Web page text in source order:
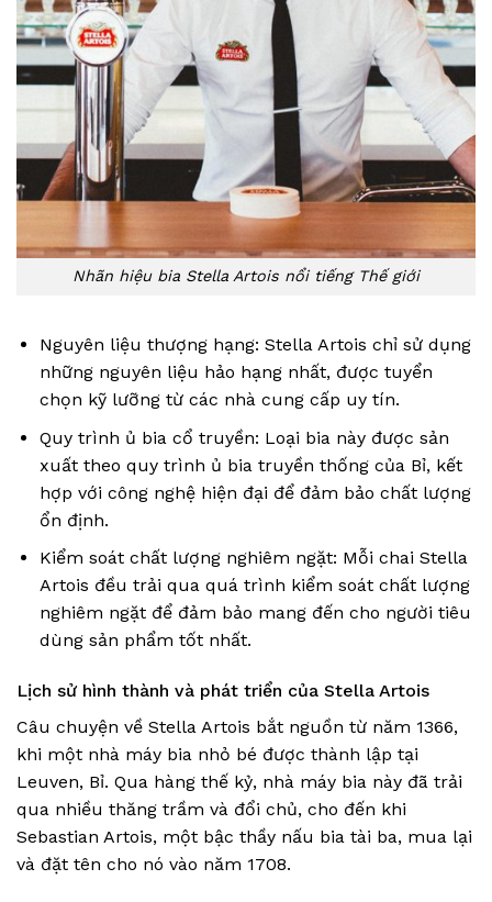
Nhãn hiệu bia Stella Artois nổi tiếng Thế giới
Nguyên liệu thượng hạng: Stella Artois chỉ sử dụng
những nguyên liệu hảo hạng nhất, được tuyển
chọn kỹ lưỡng từ các nhà cung cấp uy tín.
Quy trình ủ bia cổ truyền: Loại bia này được sản
xuất theo quy trình ủ bia truyền thống của Bỉ, kết
hợp với công nghệ hiện đại để đảm bảo chất lượng
ổn định.
Kiểm soát chất lượng nghiêm ngặt: Mỗi chai Stella
Artois đều trải qua quá trình kiểm soát chất lượng
nghiêm ngặt để đảm bảo mang đến cho người tiêu
dùng sản phẩm tốt nhất.
Lịch sử hình thành và phát triển của Stella Artois
Câu chuyện về Stella Artois bắt nguồn từ năm 1366,
khi một nhà máy bia nhỏ bé được thành lập tại
Leuven, Bỉ. Qua hàng thế kỷ, nhà máy bia này đã trải
qua nhiều thăng trầm và đổi chủ, cho đến khi
Sebastian Artois, một bậc thầy nấu bia tài ba, mua lại
và đặt tên cho nó vào năm 1708.